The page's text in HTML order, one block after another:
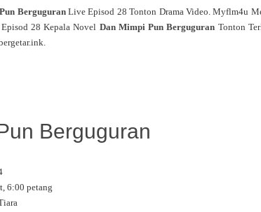
BerguguranLive Episod 28 Tonton Drama Video. Myflm4u
28 Kepala Novel Dan Mimpi Pun Berguguran Tonton
Berguguran
6:00 petang